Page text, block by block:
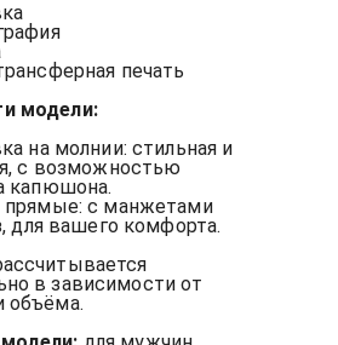
печать
модели:
на молнии: стильная и
с возможностью
капюшона.
с манжетами
для вашего комфорта.
в зависимости от
объёма.